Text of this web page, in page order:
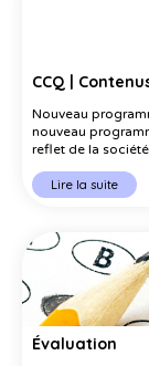
CCQ |
Nouveau
nouveau
reflet de la
Lire la suite
Évaluation